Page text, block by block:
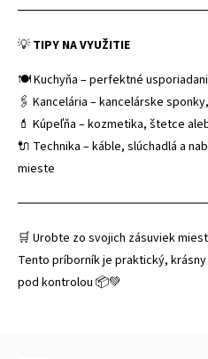
💡 TIPY NA VYUŽITIE
🍽 Kuchyňa – perfektné
🖇 Kancelária – kancelárske
💄 Kúpeľňa – kozmetika, štetce
🔌 Technika – káble, slúchadlá a
mieste
🛒 Urobte zo svojich zásuviek
Tento príborník je praktický,
pod kontrolou 📦💚